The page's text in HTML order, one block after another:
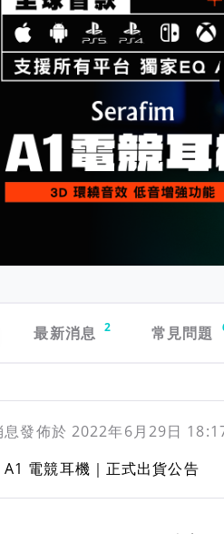
最新消息 2 常見問題
息發佈於 2022年6月29日
電競耳機｜正式出貨公告